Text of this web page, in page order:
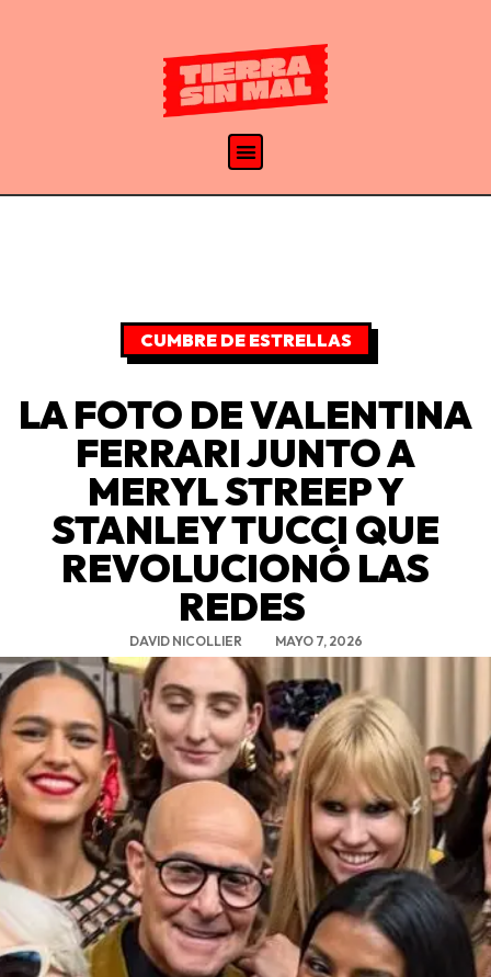
CUMBRE DE ESTRELLAS
LA FOTO DE VALENTINA
FERRARI JUNTO A
MERYL STREEP Y
STANLEY TUCCI QUE
REVOLUCIONÓ LAS
REDES
DAVID NICOLLIER MAYO 7, 2026